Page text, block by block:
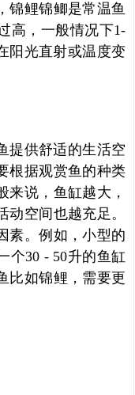
锦鲤锦鲫是常温鱼
高，一般情况下1-
阳光直射或温度变
提供舒适的生活空
根据观赏鱼的种类
来说，鱼缸越大，
空间也越充足。
素。例如，小型的
个30 - 50升的鱼缸
比如锦鲤，需要更